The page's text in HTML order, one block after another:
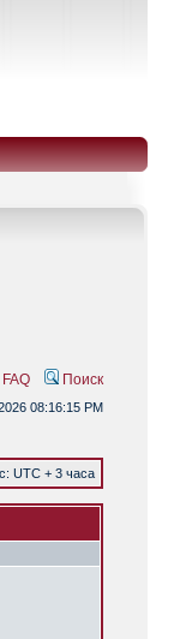
FAQ Поиск
08:16:15 PM
UTC + 3 часа